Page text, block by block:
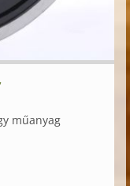
műanyag